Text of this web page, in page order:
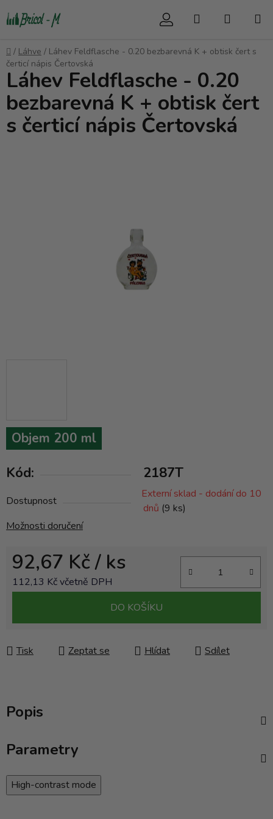
na
Hledat
Domů
/ Láhve / Láhev Feldflasche - 0.20 bezbarevná K + obtisk čert s
čerticí nápis Čertovská
Objem 200 ml
Kód: 2187T
Dostupnost
Externí sklad - dodání do 10
dnů (9 ks)
Možnosti doručení
92,67 Kč/ ks
112,13 Kč včetně DPH
DO KOŠÍKU
Tisk Zeptat se Hlídat Sdílet
Láhev Feldflasche - 0.20
bezbarevná K + obtisk čert
s čerticí nápis Čertovská
Popis
Parametry
High-contrast mode